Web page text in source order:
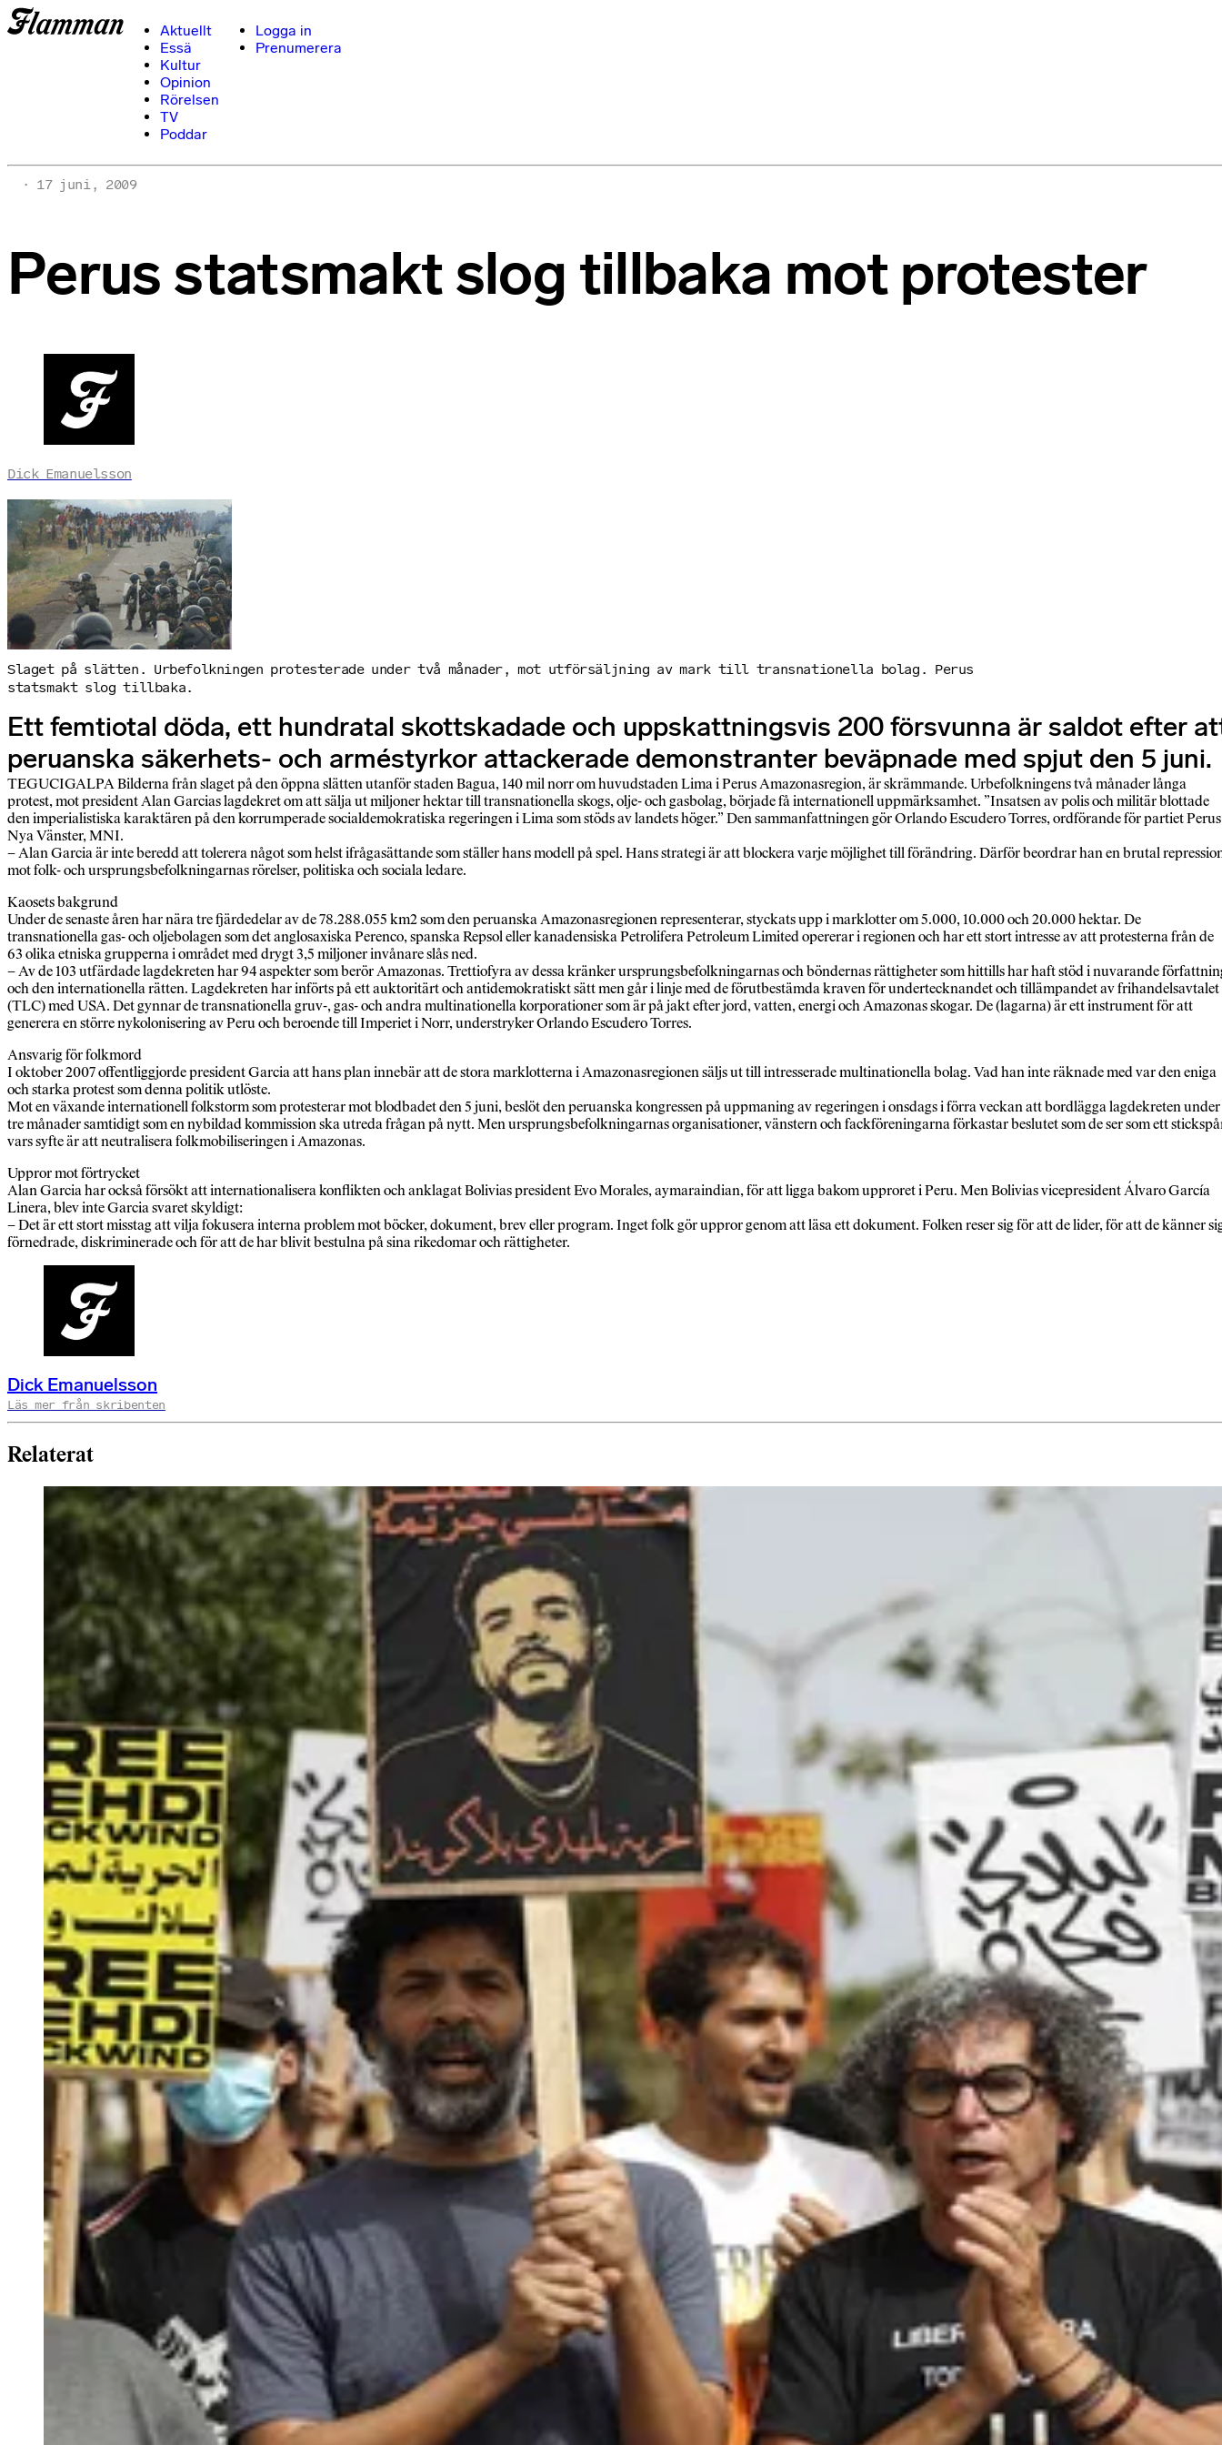
Aktuellt
Essä
Kultur
Opinion
Rörelsen
TV
Poddar
Logga in
Prenumerera
17 juni, 2009
Perus statsmakt slog tillbaka mot protester
Dick Emanuelsson
Slaget på slätten. Urbefolkningen protesterade under två månader, mot utförsäljning av mark till transnationella bolag. Perus
statsmakt slog tillbaka.
Ett femtiotal döda, ett hundratal skottskadade och uppskattningsvis 200 försvunna är saldot efter
peruanska säkerhets- och arméstyrkor attackerade demonstranter beväpnade med spjut den 5 juni.
TEGUCIGALPA Bilderna från slaget på den öppna slätten utanför staden Bagua, 140 mil norr om huvudstaden Lima i Perus Amazonasregion, är skrämmande. Urbefolkningens två månader långa
protest, mot president Alan Garcias lagdekret om att sälja ut miljoner hektar till transnationella skogs, olje- och gasbolag, började få internationell uppmärksamhet. ”Insatsen av polis och militär blottade
den imperialistiska karaktären på den korrumperade socialdemokratiska regeringen i Lima som stöds av landets höger.” Den sammanfattningen gör Orlando Escudero Torres, ordförande för partiet Perus
Nya Vänster, MNI.
– Alan Garcia är inte beredd att tolerera något som helst ifrågasättande som ställer hans modell på spel. Hans strategi är att blockera varje möjlighet till förändring. Därför beordrar han en brutal
mot folk- och ursprungsbefolkningarnas rörelser, politiska och sociala ledare.
Kaosets bakgrund
Under de senaste åren har nära tre fjärdedelar av de 78.288.055 km2 som den peruanska Amazonasregionen representerar, styckats upp i marklotter om 5.000, 10.000 och 20.000 hektar. De
transnationella gas- och oljebolagen som det anglosaxiska Perenco, spanska Repsol eller kanadensiska Petrolifera Petroleum Limited opererar i regionen och har ett stort intresse av att protesterna från de
63 olika etniska grupperna i området med drygt 3,5 miljoner invånare slås ned.
– Av de 103 utfärdade lagdekreten har 94 aspekter som berör Amazonas. Trettiofyra av dessa kränker ursprungsbefolkningarnas och böndernas rättigheter som hittills har haft stöd i nuvarande
och den internationella rätten. Lagdekreten har införts på ett auktoritärt och antidemokratiskt sätt men går i linje med de förutbestämda kraven för undertecknandet och tillämpandet av frihandelsavtalet
(TLC) med USA. Det gynnar de transnationella gruv-, gas- och andra multinationella korporationer som är på jakt efter jord, vatten, energi och Amazonas skogar. De (lagarna) är ett instrument för att
generera en större nykolonisering av Peru och beroende till Imperiet i Norr, understryker Orlando Escudero Torres.
Ansvarig för folkmord
I oktober 2007 offentliggjorde president Garcia att hans plan innebär att de stora marklotterna i Amazonasregionen säljs ut till intresserade multinationella bolag. Vad han inte räknade med var den eniga
och starka protest som denna politik utlöste.
Mot en växande internationell folkstorm som protesterar mot blodbadet den 5 juni, beslöt den peruanska kongressen på uppmaning av regeringen i onsdags i förra veckan att bordlägga lagdekreten under
tre månader samtidigt som en nybildad kommission ska utreda frågan på nytt. Men ursprungsbefolkningarnas organisationer, vänstern och fackföreningarna förkastar beslutet som de ser som ett
vars syfte är att neutralisera folkmobiliseringen i Amazonas.
Uppror mot förtrycket
Alan Garcia har också försökt att internationalisera konflikten och anklagat Bolivias president Evo Morales, aymaraindian, för att ligga bakom upproret i Peru. Men Bolivias vicepresident Álvaro García
Linera, blev inte Garcia svaret skyldigt:
– Det är ett stort misstag att vilja fokusera interna problem mot böcker, dokument, brev eller program. Inget folk gör uppror genom att läsa ett dokument. Folken reser sig för att de lider, för att de känner
förnedrade, diskriminerade och för att de har blivit bestulna på sina rikedomar och rättigheter.
Dick Emanuelsson
Läs mer från skribenten
Relaterat